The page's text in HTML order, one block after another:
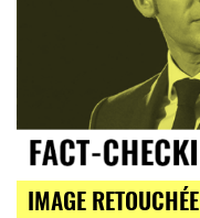
IMAGE RETOUCHÉE